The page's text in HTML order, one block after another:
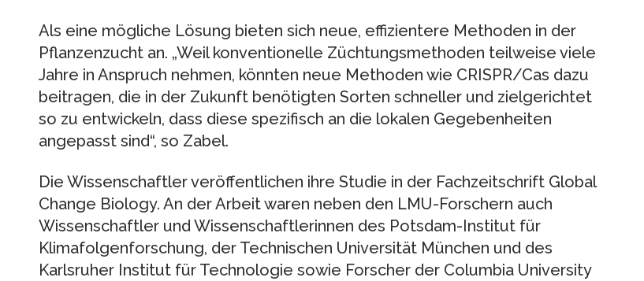
Als eine mögliche Lösung bieten sich neue, effizientere Methoden in der
Pflanzenzucht an. „Weil konventionelle Züchtungsmethoden teilweise viele
Jahre in Anspruch nehmen, könnten neue Methoden wie CRISPR/Cas dazu
beitragen, die in der Zukunft benötigten Sorten schneller und zielgerichtet
so zu entwickeln, dass diese spezifisch an die lokalen Gegebenheiten
angepasst sind“, so Zabel.
Die Wissenschaftler veröffentlichen ihre Studie in der Fachzeitschrift Global
Change Biology. An der Arbeit waren neben den LMU-Forschern auch
Wissenschaftler und Wissenschaftlerinnen des Potsdam-Institut für
Klimafolgenforschung, der Technischen Universität München und des
Karlsruher Institut für Technologie sowie Forscher der Columbia University